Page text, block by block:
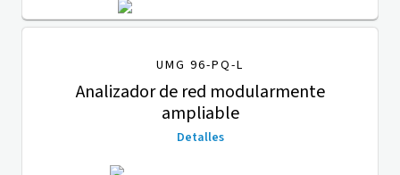
UMG 96-PQ-L
Analizador de red modularmente
ampliable
Detalles